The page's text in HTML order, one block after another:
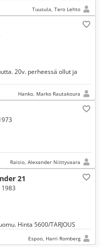
Tuusula, Tero Lehto
20v. perheessä ollut ja
Hanko, Marko Rautakoura
Raisio, Alexander Niittyvaara
21
Hinta 5600/TARJOUS
Espoo, Harri Romberg